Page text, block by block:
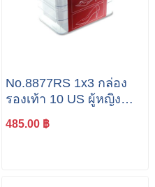
No.8877RS 1x3 กล่อง
รองเท้า 10 US ผู้หญิง
485.00 ฿